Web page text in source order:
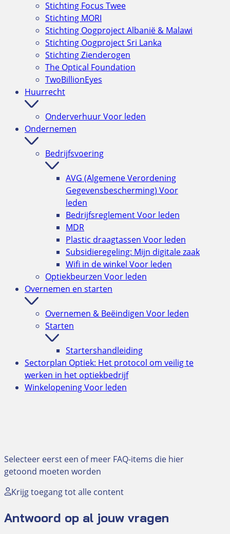
Stichting Focus Twee
Stichting MORI
Stichting Oogproject Albanië & Malawi
Stichting Oogproject Sri Lanka
Stichting Zienderogen
The Optical Foundation
TwoBillionEyes
Huurrecht
OnderverhuurVoor leden
Ondernemen
Bedrijfsvoering
AVG (Algemene Verordening
Gegevensbescherming) Voor
leden
BedrijfsreglementVoor leden
MDR
Plastic draagtassen Voor leden
Subsidieregeling: Mijn digitale zaak
Wifi in de winkel Voor leden
Optiekbeurzen Voor leden
Overnemen en starten
Overnemen & Beëindigen Voor leden
Starten
Startershandleiding
Sectorplan Optiek: Het protocol om veilig te
werken in het optiekbedrijf
WinkelopeningVoor leden
Selecteer eerst een of meer FAQ-items die hier
getoond moeten worden
Krijg toegang tot alle content
Antwoord op al jouw vragen